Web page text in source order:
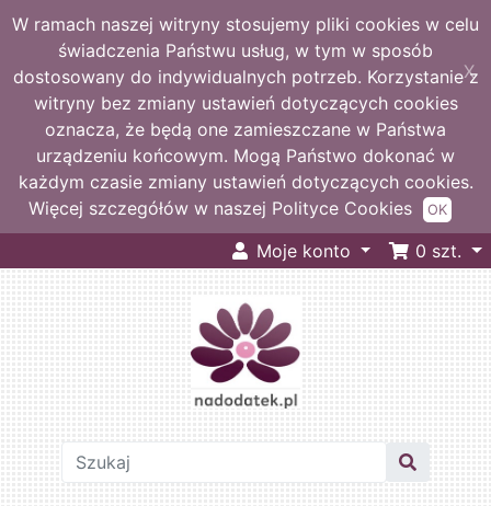
W ramach naszej witryny stosujemy pliki cookies w celu
świadczenia Państwu usług, w tym w sposób
dostosowany do indywidualnych potrzeb. Korzystanie z
witryny bez zmiany ustawień dotyczących cookies
oznacza, że będą one zamieszczane w Państwa
urządzeniu końcowym. Mogą Państwo dokonać w
każdym czasie zmiany ustawień dotyczących cookies.
Więcej szczegółów w naszej Polityce Cookies
X
OK
Moje konto 0 szt.